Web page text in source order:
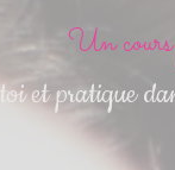
Un cours
toi et pratique